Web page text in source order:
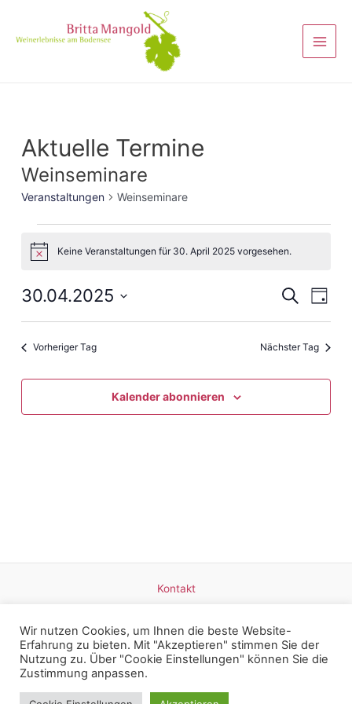
Aktuelle Termine
Weinseminare
Veranstaltungen Weinseminare
HinweisKeine Veranstaltungen für 30. April 2025 vorgesehen.
Suche
und
SucheTag
30.04.2025
Vorheriger Tag Nächster Tag
Kalender abonnieren
Kontakt
Impressum
Wir nutzen Cookies, um Ihnen die beste Website-
Erfahrung zu bieten. Mit "Akzeptieren" stimmen Sie der
Nutzung zu. Über "Cookie Einstellungen" können Sie die
Zustimmung anpassen.